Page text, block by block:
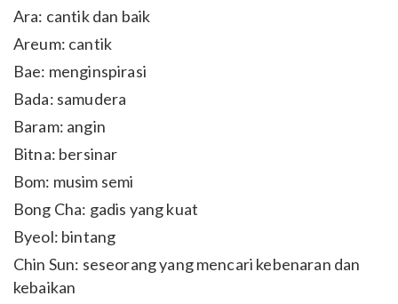
Ara: cantik dan baik
Areum: cantik
Bae: menginspirasi
Bada: samudera
Baram: angin
Bitna: bersinar
Bom: musim semi
Bong Cha: gadis yang kuat
Byeol: bintang
Chin Sun: seseorang yang mencari kebenaran dan
kebaikan